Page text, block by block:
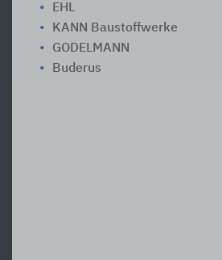
EHL
KANN Baustoffwerke
GODELMANN
Buderus